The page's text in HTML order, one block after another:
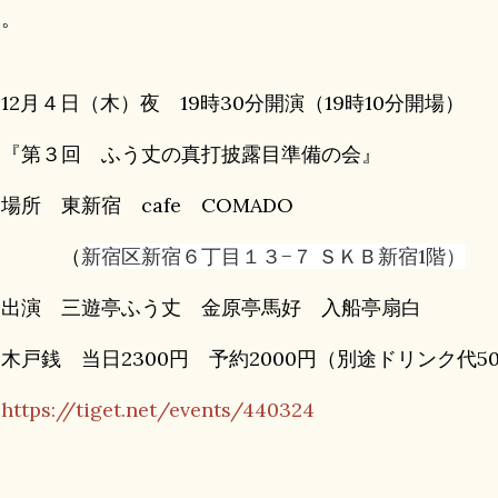
月４日（木）夜 19時30分開演（19時10分開場）
第３回 ふう丈の真打披露目準備の会』
所 東新宿 cafe COMADO
新宿区新宿６丁目１３−７ ＳＫＢ新宿1階）
演 三遊亭ふう丈 金原亭馬好 入船亭扇白
戸銭 当日2300円 予約2000円（別途ドリンク代
https://tiget.net/events/440324